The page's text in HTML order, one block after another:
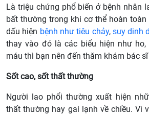
Là triệu chứng phổ biến ở bệnh nhân
bất thường trong khi cơ thể hoàn
dấu hiện bệnh như tiêu chảy, suy dinh
thay vào đó là các biểu hiện như
máu thì bạn nên đến thăm khám bác
Sốt cao, sốt thất thường
Người lao phổi thường xuất hiện
thất thường hay gai lạnh về chiều. Vì